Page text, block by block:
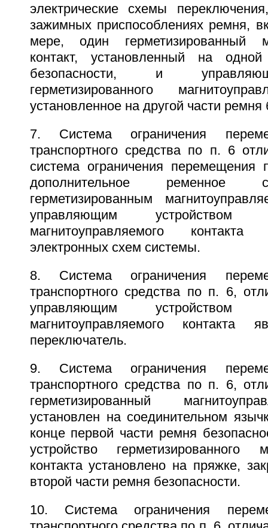
электрические схемы
зажимных приспособлениях ремня,
мере, один герметизированный
контакт, установленный на
безопасности, и
герметизированного
установленное на другой части ремня
7. Система ограничения
транспортного средства по п. 6
система ограничения перемещения
дополнительное ременное
герметизированным
управляющим устройством
магнитоуправляемого
электронных схем системы.
8. Система ограничения
транспортного средства по п. 6,
управляющим устройством
магнитоуправляемого контакта
переключатель.
9. Система ограничения
транспортного средства по п. 6,
герметизированный
установлен на соединительном
конце первой части ремня
устройство герметизированного
контакта установлено на пряжке,
второй части ремня безопасности.
10. Система ограничения